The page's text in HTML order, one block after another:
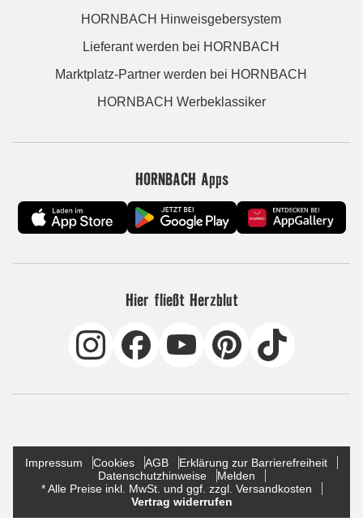
HORNBACH Hinweisgebersystem
Lieferant werden bei HORNBACH
Marktplatz-Partner werden bei HORNBACH
HORNBACH Werbeklassiker
HORNBACH Apps
Hier fließt Herzblut
Impressum Cookies AGB
Erklärung zur Barrierefreiheit
Datenschutzhinweise
Melden
* Alle Preise inkl. MwSt. und ggf. zzgl. Versandkosten
Vertrag widerrufen